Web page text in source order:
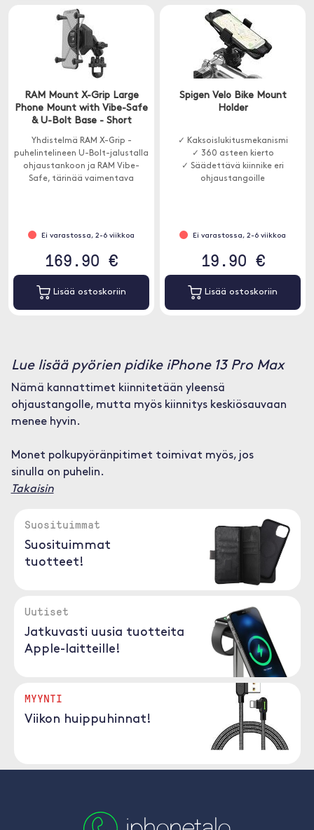
RAM Mount X-Grip Large
Phone Mount with Vibe-Safe
& U-Bolt Base - Short
Yhdistelmä RAM X-Grip -
puhelintelineen U-Bolt-jalustalla
ohjaustankoon ja RAM Vibe-
Safe, tärinää vaimentava
Ei varastossa, 2-6 viikkoa
169.90 €
Lisää ostoskoriin
Spigen Velo Bike Mount
Holder
✓ Kaksoislukitusmekanismi
✓ 360 asteen kierto
✓ Säädettävä kiinnike eri
ohjaustangoille
Ei varastossa, 2-6 viikkoa
19.90 €
Lisää ostoskoriin
Lue lisää pyörien pidike iPhone 13 Pro Max
Nämä kannattimet kiinnitetään yleensä
ohjaustangolle, mutta myös kiinnitys keskiösauvaan
menee hyvin.
Monet polkupyöränpitimet toimivat myös, jos
sinulla on puhelin.
Takaisin
Suosituimmat
Suosituimmat
tuotteet!
Uutiset
Jatkuvasti uusia tuotteita
Apple-laitteille!
MYYNTI
Viikon huippuhinnat!